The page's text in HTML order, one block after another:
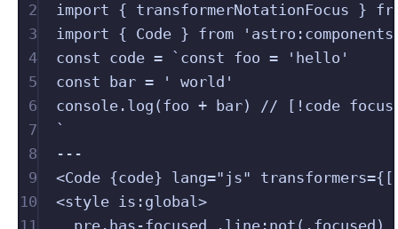
2
import { transformerNotationFocus }
3
import { Code } from ' astro:components
4
const code = ` const foo = 'hello'
5
const bar = ' world'
6
console.log(foo + bar) // [!code
7
`
8
---
9
<Code {code} lang=" js" transformers={[
10
<style is:global>